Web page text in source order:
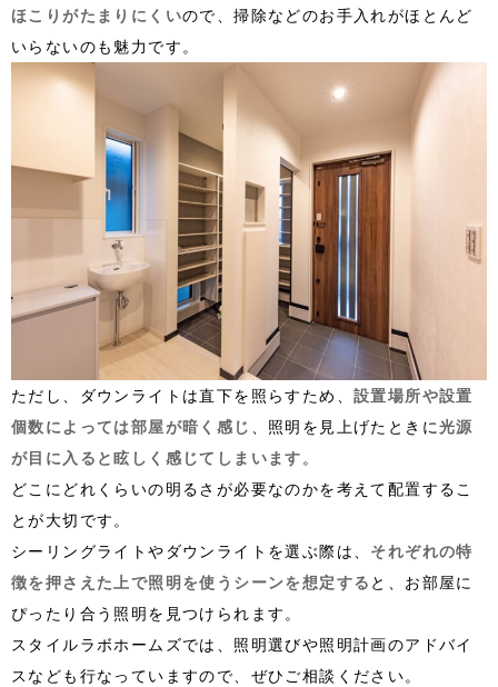
ほこりがたまりにくいので、掃除などのお手入れがほとんど
いらないのも魅力です。
ただし、ダウンライトは直下を照らすため、 設置場所や設置
個数によっては部屋が暗く感じ
、照明を見上げたときに光源
が目に入ると眩しく感じてしまいます 。
どこにどれくらいの明るさが必要なのかを考えて配置するこ
とが大切です。
シーリングライトやダウンライトを選ぶ際は、 それぞれの特
徴を押さえた上で照明を使うシーンを想定する と、お部屋に
ぴったり合う照明を見つけられます。
スタイルラボホームズでは、照明選びや照明計画のアドバイ
スなども行なっていますので、ぜひご相談ください。